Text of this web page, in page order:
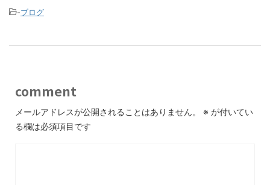
-ブログ
comment
メールアドレスが公開されることはありません。 ※ が付いてい
る欄は必須項目です